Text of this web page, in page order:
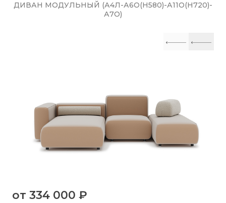
ДИВАН МОДУЛЬНЫЙ (А4Л-А6О(H580)-А11О(H720)-
А7О)
от 334 000 ₽